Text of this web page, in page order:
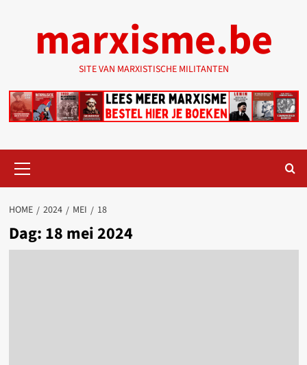
marxisme.be
SITE VAN MARXISTISCHE MILITANTEN
menu
HOME 2024 MEI 18
Dag: 18 mei 2024